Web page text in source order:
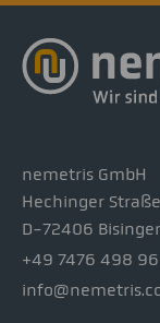
nemetris GmbH
Hechinger
D-72406
+49 7476 498